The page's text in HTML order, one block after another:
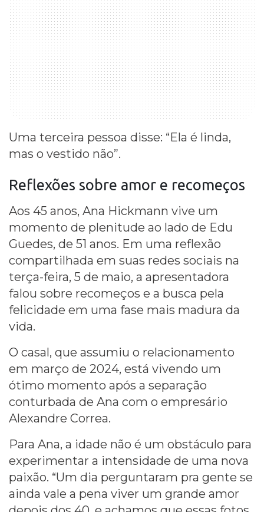
Uma terceira pessoa disse: “Ela é linda,
mas o vestido não”.
Reflexões sobre amor e recomeços
Aos 45 anos, Ana Hickmann vive um
momento de plenitude ao lado de Edu
Guedes, de 51 anos. Em uma reflexão
compartilhada em suas redes sociais na
terça-feira, 5 de maio, a apresentadora
falou sobre recomeços e a busca pela
felicidade em uma fase mais madura da
vida.
O casal, que assumiu o relacionamento
em março de 2024, está vivendo um
ótimo momento após a separação
conturbada de Ana com o empresário
Alexandre Correa.
Para Ana, a idade não é um obstáculo para
experimentar a intensidade de uma nova
paixão. “Um dia perguntaram pra gente se
ainda vale a pena viver um grande amor